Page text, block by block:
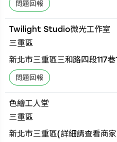
Twilight Studio微光工作室
三重區
新北市三重區三和路四段117
色繪工人堂
三重區
新北市三重區(詳細請查看商